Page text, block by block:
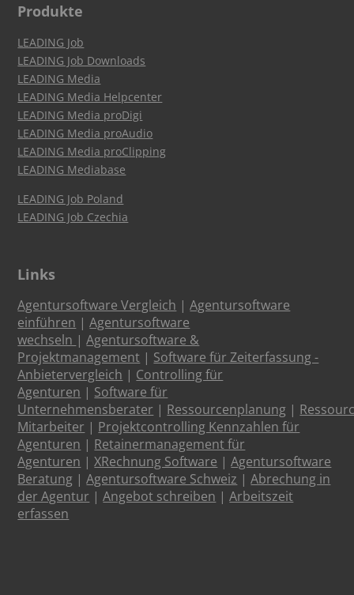
Produkte
LEADING Job
LEADING Job Downloads
LEADING Media
LEADING Media Helpcenter
LEADING Media proDigi
LEADING Media proAudio
LEADING Media proClipping
LEADING Mediabase
LEADING Job Poland
LEADING Job Czechia
Links
Agentursoftware Vergleich |Agentursoftware
einführen |Agentursoftware
wechseln |Agentursoftware &
Projektmanagement | Software für Zeiterfassung -
Anbietervergleich | Controlling für
Agenturen | Software für
Unternehmensberater | Ressourcenplanung |
Mitarbeiter | Projektcontrolling Kennzahlen für
Agenturen | Retainermanagement für
Agenturen |XRechnung Software |Agentursoftware
Beratung |Agentursoftware Schweiz |Abrechung in
der Agentur |Angebot schreiben |Arbeitszeit
erfassen